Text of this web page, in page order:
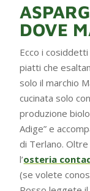
DOVE
Ecco i cosiddetti
piatti che
solo il marchio
cucinata solo
produzione
Adige” e
di Terlano.
l’osteria
(se volete